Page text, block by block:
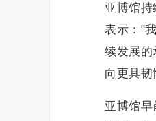
亚博馆
表示："
续发展的
向更具
亚博馆